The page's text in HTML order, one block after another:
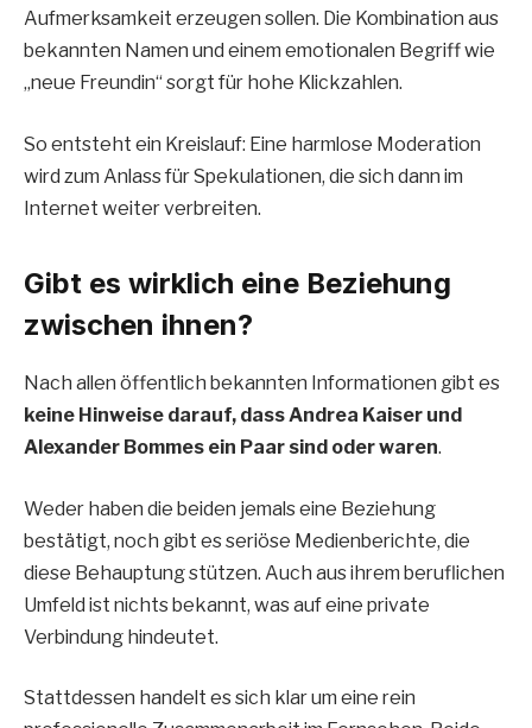
Aufmerksamkeit erzeugen sollen. Die Kombination aus
bekannten Namen und einem emotionalen Begriff wie
„neue Freundin“ sorgt für hohe Klickzahlen.
So entsteht ein Kreislauf: Eine harmlose Moderation
wird zum Anlass für Spekulationen, die sich dann im
Internet weiter verbreiten.
Gibt es wirklich eine Beziehung
zwischen ihnen?
Nach allen öffentlich bekannten Informationen gibt es
keine Hinweise darauf, dass Andrea Kaiser und
Alexander Bommes ein Paar sind oder waren.
Weder haben die beiden jemals eine Beziehung
bestätigt, noch gibt es seriöse Medienberichte, die
diese Behauptung stützen. Auch aus ihrem beruflichen
Umfeld ist nichts bekannt, was auf eine private
Verbindung hindeutet.
Stattdessen handelt es sich klar um eine rein